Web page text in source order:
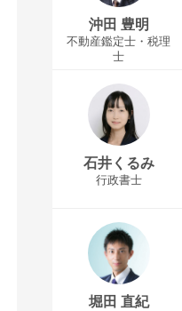
沖田 豊明
不動産鑑定士・税理
士
石井くるみ
行政書士
堀田 直紀